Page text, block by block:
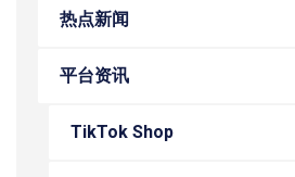
热点新闻
平台资讯
TikTok Shop